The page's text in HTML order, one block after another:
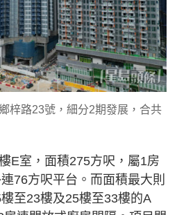
梓路23號，細分2期發展，合共
E室，面積275方呎，屬1房
76方呎平台。而面積最大則
至23樓及25樓至33樓的A